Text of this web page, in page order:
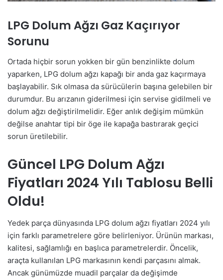
LPG Dolum Ağzı Gaz Kaçırıyor
Sorunu
Ortada hiçbir sorun yokken bir gün benzinlikte dolum
yaparken, LPG dolum ağzı kapağı bir anda gaz kaçırmaya
başlayabilir. Sık olmasa da sürücülerin başına gelebilen bir
durumdur. Bu arızanın giderilmesi için servise gidilmeli ve
dolum ağzı değiştirilmelidir. Eğer anlık değişim mümkün
değilse anahtar tipi bir öge ile kapağa bastırarak geçici
sorun üretilebilir.
Güncel LPG Dolum Ağzı
Fiyatları 2024 Yılı Tablosu Belli
Oldu!
Yedek parça dünyasında LPG dolum ağzı fiyatları 2024 yılı
için farklı parametrelere göre belirleniyor. Ürünün markası,
kalitesi, sağlamlığı en başlıca parametrelerdir. Öncelik,
araçta kullanılan LPG markasının kendi parçasını almak.
Ancak günümüzde muadil parçalar da değişimde